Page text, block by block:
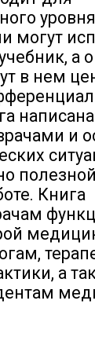
могут
а
в нем
написана
и
Книга
а